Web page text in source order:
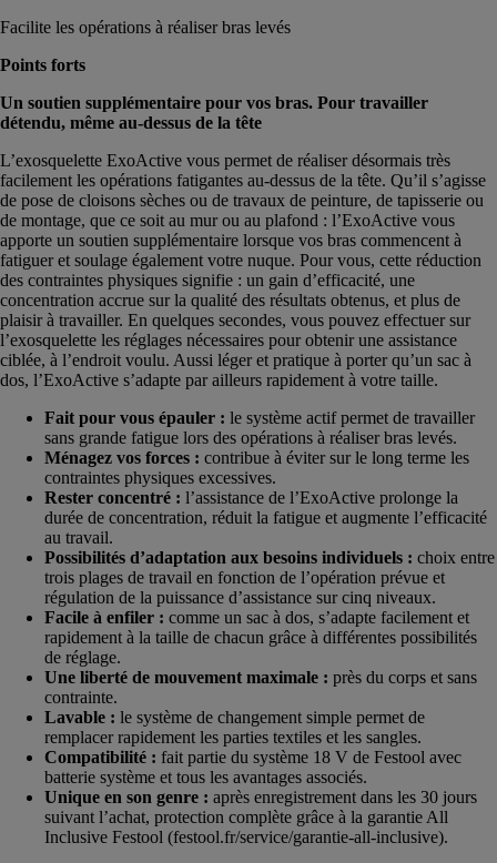
Facilite les opérations à réaliser bras levés
Points forts
Un soutien supplémentaire pour vos bras. Pour travailler
détendu, même au-dessus de la tête
L’exosquelette ExoActive vous permet de réaliser désormais très
facilement les opérations fatigantes au-dessus de la tête. Qu’il s’agisse
de pose de cloisons sèches ou de travaux de peinture, de tapisserie ou
de montage, que ce soit au mur ou au plafond : l’ExoActive vous
apporte un soutien supplémentaire lorsque vos bras commencent à
fatiguer et soulage également votre nuque. Pour vous, cette réduction
des contraintes physiques signifie : un gain d’efficacité, une
concentration accrue sur la qualité des résultats obtenus, et plus de
plaisir à travailler. En quelques secondes, vous pouvez effectuer sur
l’exosquelette les réglages nécessaires pour obtenir une assistance
ciblée, à l’endroit voulu. Aussi léger et pratique à porter qu’un sac à
dos, l’ExoActive s’adapte par ailleurs rapidement à votre taille.
Fait pour vous épauler : le système actif permet de travailler
sans grande fatigue lors des opérations à réaliser bras levés.
Ménagez vos forces : contribue à éviter sur le long terme les
contraintes physiques excessives.
Rester concentré : l’assistance de l’ExoActive prolonge la
durée de concentration, réduit la fatigue et augmente l’efficacité
au travail.
Possibilités d’adaptation aux besoins individuels : choix entre
trois plages de travail en fonction de l’opération prévue et
régulation de la puissance d’assistance sur cinq niveaux.
Facile à enfiler : comme un sac à dos, s’adapte facilement et
rapidement à la taille de chacun grâce à différentes possibilités
de réglage.
Une liberté de mouvement maximale : près du corps et sans
contrainte.
Lavable : le système de changement simple permet de
remplacer rapidement les parties textiles et les sangles.
Compatibilité : fait partie du système 18 V de Festool avec
batterie système et tous les avantages associés.
Unique en son genre : après enregistrement dans les 30 jours
suivant l’achat, protection complète grâce à la garantie All
Inclusive Festool (festool.fr/service/garantie-all-inclusive).